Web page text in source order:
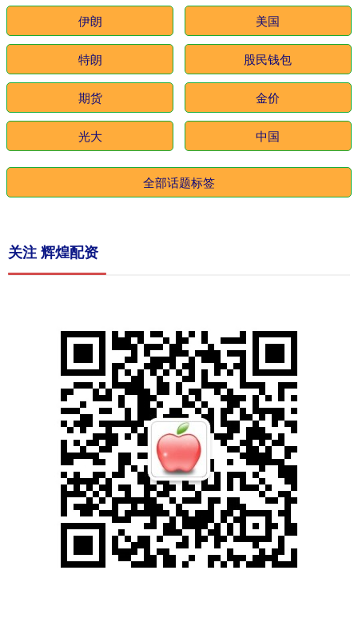
伊朗 美国
特朗 股民钱包
期货 金价
光大 中国
全部话题标签
关注 辉煌配资